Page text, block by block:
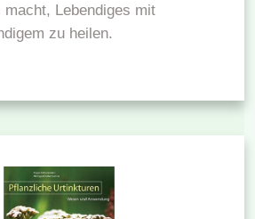
Lebendiges mit
zu heilen.